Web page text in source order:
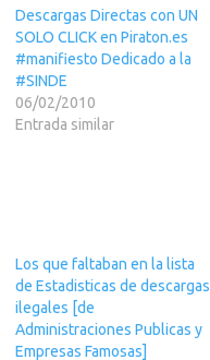
Descargas Directas con UN
SOLO CLICK en Piraton.es
#manifiesto Dedicado a la
#SINDE
06/02/2010
Entrada similar
Los que faltaban en la lista
de Estadisticas de descargas
ilegales [de
Administraciones Publicas y
Empresas Famosas]